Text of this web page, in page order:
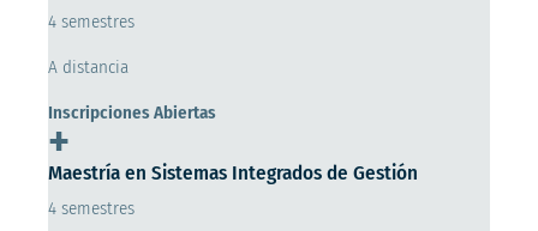
4 semestres
A distancia
Inscripciones Abiertas
+
Maestría en Sistemas Integrados de Gestión
4 semestres